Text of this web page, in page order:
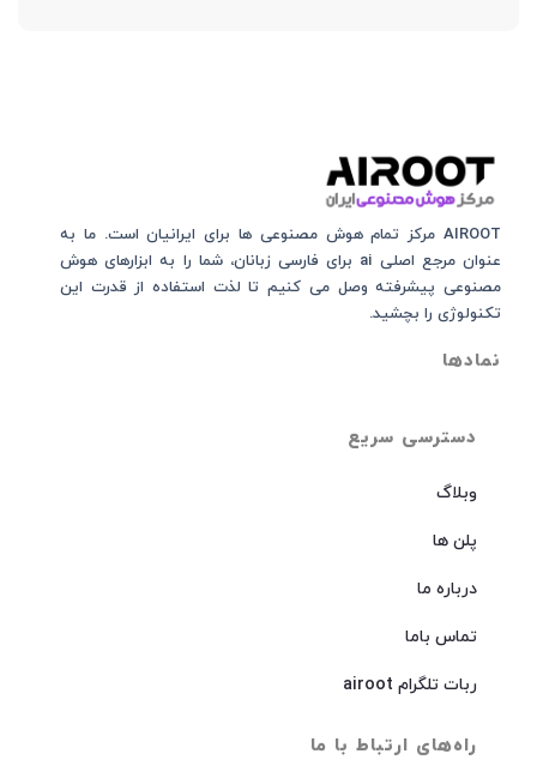
دسترسی سریع
وبلاگ
پلن ها
درباره ما
تماس باما
ربات تلگرام airoot
راه‌های ارتباط با ما
AIROOT مرکز تمام هوش مصنوعی‌‌‌ ها برای ایرانیان است. ما به
عنوان مرجع اصلی ai برای فارسی زبانان، شما را به ابزارهای هوش
مصنوعی پیشرفته وصل می کنیم تا لذت استفاده از قدرت این
تکنولوژی را بچشید.
نمادها